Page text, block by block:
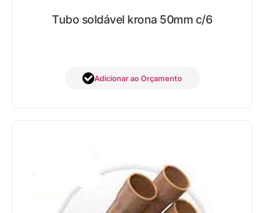
Tubo soldável krona 50mm c/6
Adicionar ao Orçamento